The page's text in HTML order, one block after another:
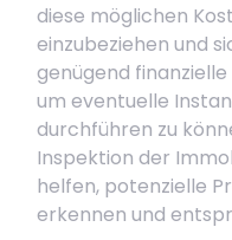
diese möglichen
einzubeziehen und
genügend
um eventuelle
durchführen zu
Inspektion der
helfen, potenzielle
erkennen und